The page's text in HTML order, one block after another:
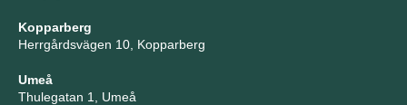
Kopparberg
Herrgårdsvägen 10, Kopparberg
Umeå
Thulegatan 1, Umeå